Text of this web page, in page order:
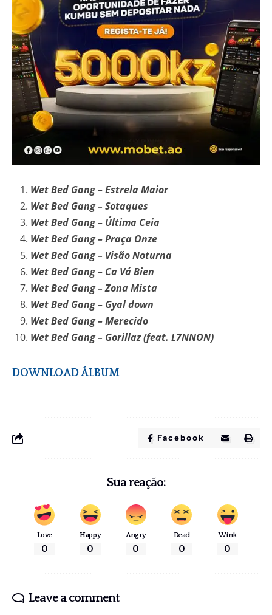
Wet Bed Gang – Estrela Maior
Wet Bed Gang – Sotaques
Wet Bed Gang – Última Ceia
Wet Bed Gang – Praça Onze
Wet Bed Gang – Visão Noturna
Wet Bed Gang – Ca Vá Bien
Wet Bed Gang – Zona Mista
Wet Bed Gang – Gyal down
Wet Bed Gang – Merecido
Wet Bed Gang – Gorillaz (feat. L7NNON)
DOWNLOAD ÁLBUM
Facebook
Sua reação:
Love
0
Happy
0
Angry
0
Dead
0
Wink
0
Leave a comment